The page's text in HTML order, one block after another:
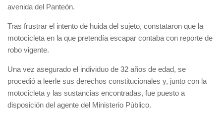
avenida del Panteón.
Tras frustrar el intento de huida del sujeto, constataron que la
motocicleta en la que pretendía escapar contaba con reporte de
robo vigente.
Una vez asegurado el individuo de 32 años de edad, se
procedió a leerle sus derechos constitucionales y, junto con la
motocicleta y las sustancias encontradas, fue puesto a
disposición del agente del Ministerio Público.